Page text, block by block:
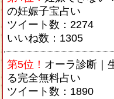
の妊娠子宝占い
ツイート数：2274
いいね数：1305
第5位！ オーラ診断｜
る完全無料占い
ツイート数：1890